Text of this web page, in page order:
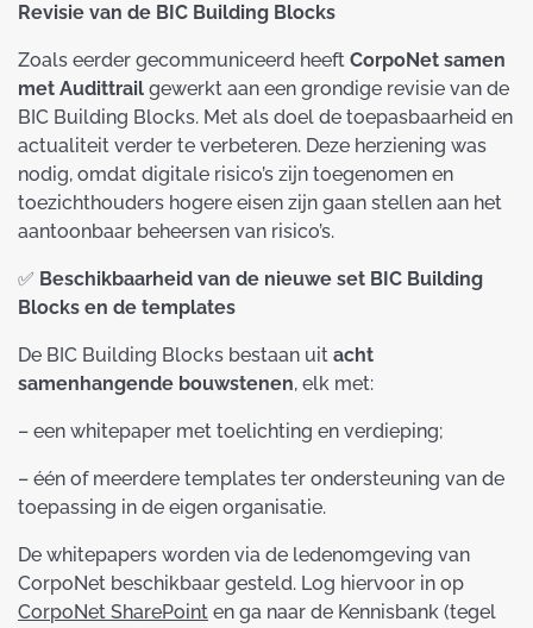
Revisie van de BIC Building Blocks
Zoals eerder gecommuniceerd heeft CorpoNet samen
met Audittrail gewerkt aan een grondige revisie van de
BIC Building Blocks. Met als doel de toepasbaarheid en
actualiteit verder te verbeteren. Deze herziening was
nodig, omdat digitale risico’s zijn toegenomen en
toezichthouders hogere eisen zijn gaan stellen aan het
aantoonbaar beheersen van risico’s.
✅ Beschikbaarheid van de nieuwe set BIC Building
Blocks en de templates
De BIC Building Blocks bestaan uit acht
samenhangende bouwstenen, elk met:
– een whitepaper met toelichting en verdieping;
– één of meerdere templates ter ondersteuning van de
toepassing in de eigen organisatie.
De whitepapers worden via de ledenomgeving van
CorpoNet beschikbaar gesteld. Log hiervoor in op
CorpoNet SharePoint en ga naar de Kennisbank (tegel